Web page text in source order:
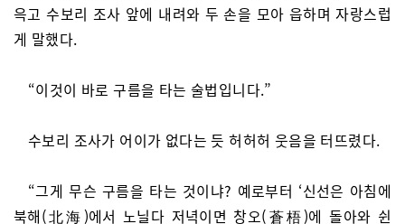
윽고 수보리 조사 앞에 내려와 두 손을 모아 읍하며 자랑스럽
게 말했다.
“이것이 바로 구름을 타는 술법입니다.”
수보리 조사가 어이가 없다는 듯 허허허 웃음을 터뜨렸다.
“그게 무슨 구름을 타는 것이냐? 예로부터 ‘신선은 아침에
북해(北海)에서 노닐다 저녁이면 창오(蒼梧)에 돌아와 쉰